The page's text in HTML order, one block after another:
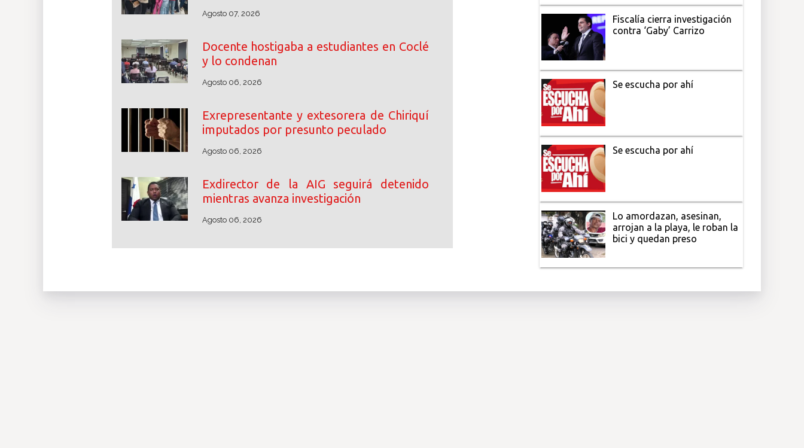
Agosto 07, 2026
Docente hostigaba a estudiantes en Coclé
y lo condenan
Agosto 06, 2026
Exrepresentante y extesorera de Chiriquí
imputados por presunto peculado
Agosto 06, 2026
Exdirector de la AIG seguirá detenido
mientras avanza investigación
Agosto 06, 2026
Fiscalía cierra investigación
contra ‘Gaby’ Carrizo
Se escucha por ahí
Se escucha por ahí
Lo amordazan, asesinan,
arrojan a la playa, le roban la
bici y quedan preso